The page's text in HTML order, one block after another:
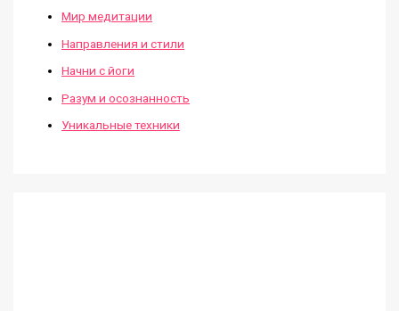
Мир медитации
Направления и стили
Начни с йоги
Разум и осознанность
Уникальные техники